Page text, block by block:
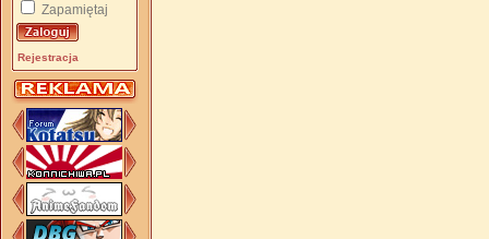
Zapamiętaj
Rejestracja